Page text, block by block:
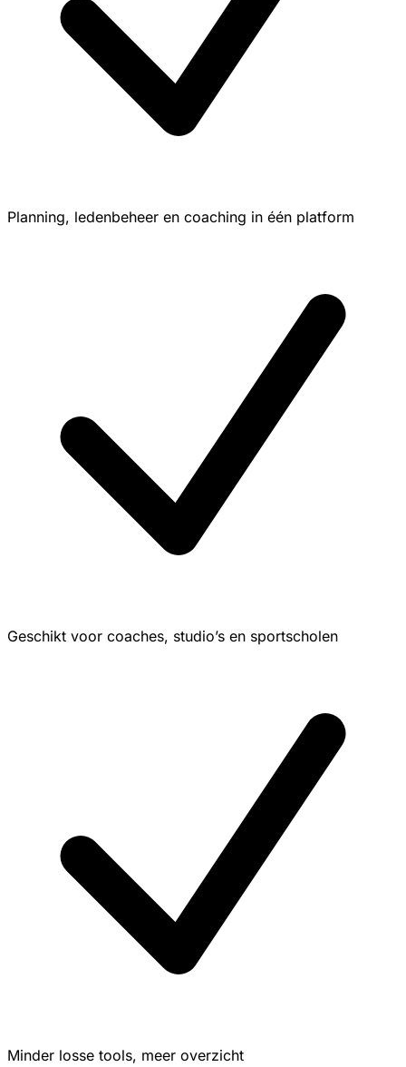
Planning, ledenbeheer en coaching in één platform
Geschikt voor coaches, studio’s en sportscholen
Minder losse tools, meer overzicht